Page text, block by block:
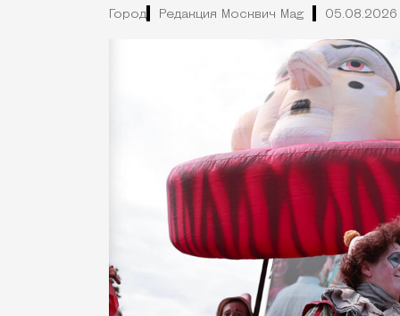
Город Редакция Москвич Mag 05.08.2026